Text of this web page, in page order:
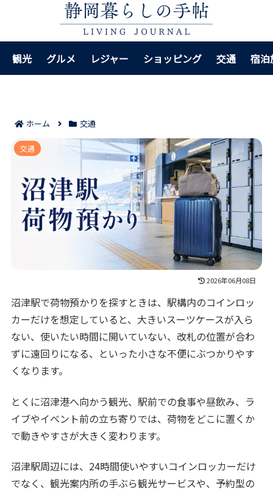
観光 グルメ レジャー ショッピング 交通 宿泊
ホーム 交通
沼津駅で荷物を預けやすい場所7選｜観光前に迷わない
預け先の選び方がわかる！
交通
2026年06月08日
沼津駅で荷物預かりを探すときは、駅構内のコインロッ
カーだけを想定していると、大きいスーツケースが入ら
ない、使いたい時間に開いていない、改札の位置が合わ
ずに遠回りになる、といった小さな不便にぶつかりやす
くなります。
とくに沼津港へ向かう観光、駅前での食事や昼飲み、ラ
イブやイベント前の立ち寄りでは、荷物をどこに置くか
で動きやすさが大きく変わります。
沼津駅周辺には、24時間使いやすいコインロッカーだけ
でなく、観光案内所の手ぶら観光サービスや、予約型の